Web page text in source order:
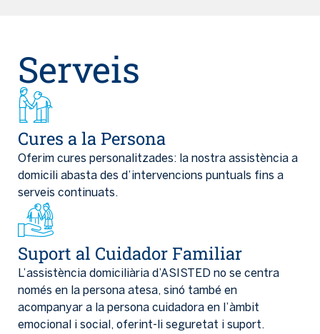
Serveis
Cures a la Persona
Oferim cures personalitzades: la nostra assistència a
domicili abasta des d’intervencions puntuals fins a
serveis continuats.
Suport al Cuidador Familiar
L’assistència domiciliària d’ASISTED no se centra
només en la persona atesa, sinó també en
acompanyar a la persona cuidadora en l’àmbit
emocional i social, oferint-li seguretat i suport.